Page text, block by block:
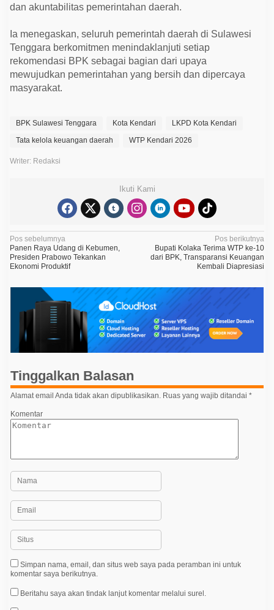
dan akuntabilitas pemerintahan daerah.
Ia menegaskan, seluruh pemerintah daerah di Sulawesi
Tenggara berkomitmen menindaklanjuti setiap
rekomendasi BPK sebagai bagian dari upaya
mewujudkan pemerintahan yang bersih dan dipercaya
masyarakat.
BPK Sulawesi Tenggara Kota Kendari
LKPD Kota Kendari
Tata kelola keuangan daerah
WTP Kendari 2026
Writer: Redaksi
Ikuti Kami
N
a
v
i
i
p
o
s
Pos sebelumnya
Panen Raya Udang di Kebumen,
Presiden Prabowo Tekankan
Ekonomi Produktif
Pos berikutnya
Bupati Kolaka Terima WTP ke-10
dari BPK, Transparansi Keuangan
Kembali Diapresiasi
Tinggalkan Balasan
Alamat email Anda tidak akan dipublikasikan. Ruas yang wajib ditandai *
Komentar
Simpan nama, email, dan situs web saya pada peramban ini untuk
komentar saya berikutnya.
Beritahu saya akan tindak lanjut komentar melalui surel.